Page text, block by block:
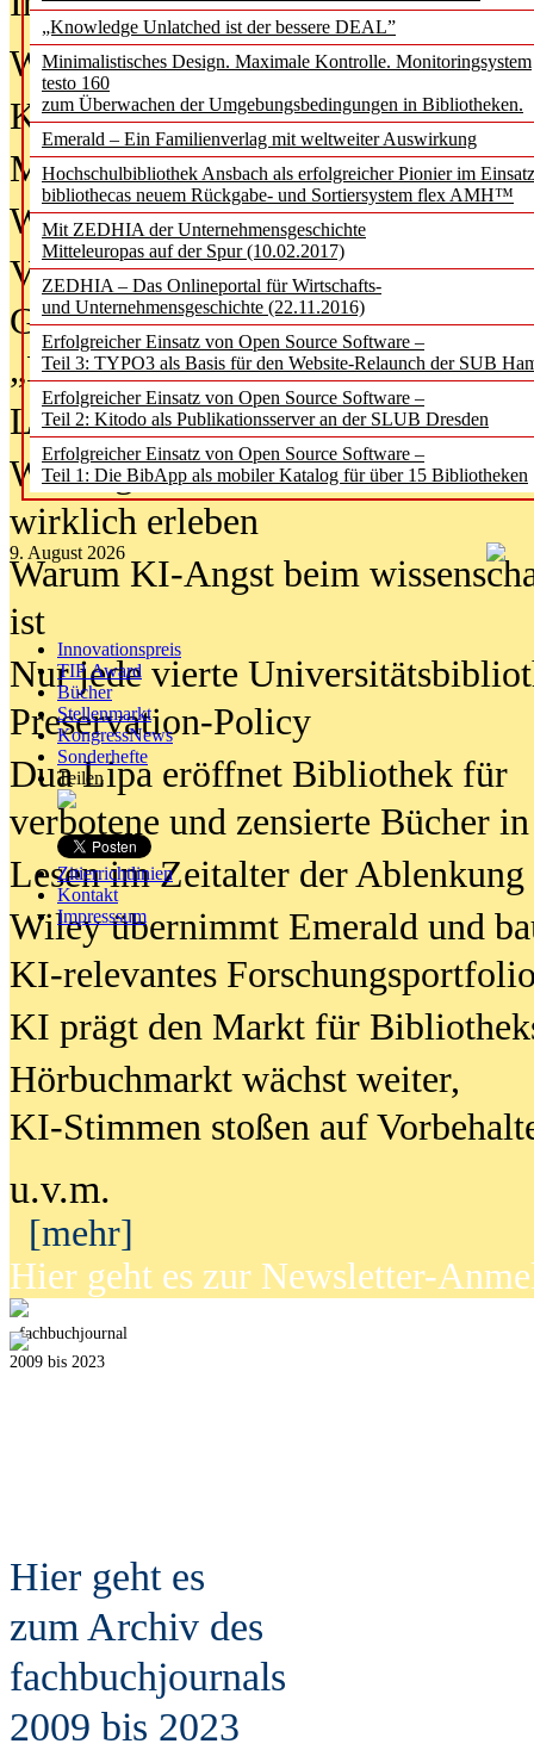
„Knowledge Unlatched ist der bessere DEAL”
Minimalistisches Design. Maximale Kontrolle. Monitoringsystem
testo 160
zum Überwachen der Umgebungsbedingungen in Bibliotheken.
Emerald – Ein Familienverlag mit weltweiter Auswirkung
Hochschulbibliothek Ansbach als erfolgreicher Pionier im
bibliothecas neuem Rückgabe- und Sortiersystem flex AMH™
Mit ZEDHIA der Unternehmensgeschichte
Mitteleuropas auf der Spur (10.02.2017)
ZEDHIA – Das Onlineportal für Wirtschafts-
und Unternehmensgeschichte (22.11.2016)
Erfolgreicher Einsatz von Open Source Software –
Teil 3: TYPO3 als Basis für den Website-Relaunch der SUB
Erfolgreicher Einsatz von Open Source Software –
Teil 2: Kitodo als Publikationsserver an der SLUB Dresden
Erfolgreicher Einsatz von Open Source Software –
Teil 1: Die BibApp als mobiler Katalog für über 15 Bibliotheken
9. August 2026
Innovationspreis
TIP Award
Bücher
Stellenmarkt
KongressNews
Sonderhefte
Teilen
Zitierrichtlinien
Kontakt
Impresssum
Was Hochschul­bibliotheken von
Kinder in der digitalen Welt
Metadaten als Infrastruktur
Wenn Bots katalogisieren
Von Abschlusskleidern bis
Geisterjagd-Ausrüstung in der
„Library of Things“ unterwegs
Lesen als Infrastrukturaufgabe
Wie Jugendliche Social Media
wirklich erleben
Warum KI-Angst beim
ist
Nur jede vierte
Preservation-Policy
Dua Lipa eröffnet Bibliothek für
verbotene und zensierte Bücher
Lesen im Zeitalter der Ablenkung
Wiley übernimmt Emerald und
KI-relevantes
KI prägt den Markt für
Hörbuchmarkt wächst weiter,
KI-Stimmen stoßen auf
u.v.m.
[mehr]
Hier geht es zur Newsletter-
fachbuchjournal
2009 bis 2023
Hier geht es
zum Archiv des
fachbuchjournals
2009 bis 2023